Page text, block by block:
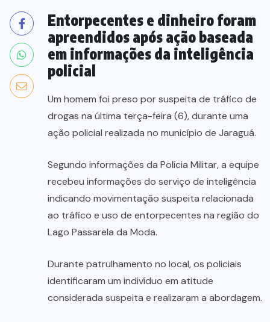
Entorpecentes e dinheiro foram
apreendidos após ação baseada
em informações da inteligência
policial
Um homem foi preso por suspeita de tráfico de
drogas na última terça-feira (6), durante uma
ação policial realizada no município de Jaraguá.
Segundo informações da Polícia Militar, a equipe
recebeu informações do serviço de inteligência
indicando movimentação suspeita relacionada
ao tráfico e uso de entorpecentes na região do
Lago Passarela da Moda.
Durante patrulhamento no local, os policiais
identificaram um indivíduo em atitude
considerada suspeita e realizaram a abordagem.